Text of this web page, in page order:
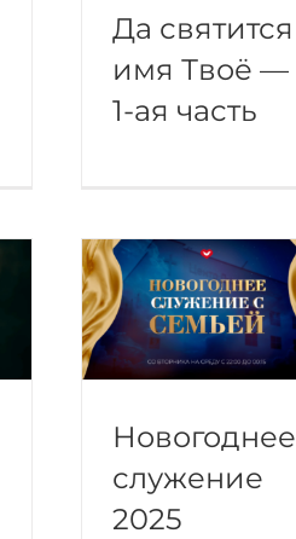
Да святится
имя Твоё —
1-ая часть
Новогоднее
служение
2025